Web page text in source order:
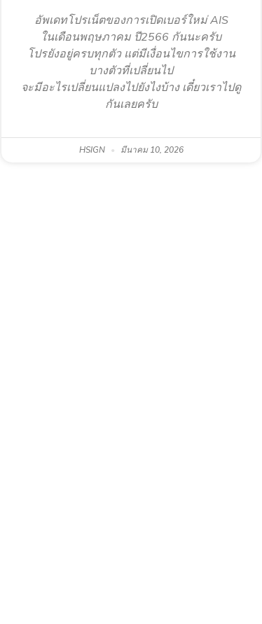
อัพเดทโปรเน็ตของการเปิดเบอร์ใหม่ AIS
ในเดือนพฤษภาคม ปี2566 กันนะครับ
โปรยังอยู่ครบทุกตัว แต่มีเงื่อนไขการใช้งาน
บางตัวที่เปลี่ยนไป
จะมีอะไรเปลี่ยนแปลงไปยังไงบ้าง เดี๋ยวเราไปดู
กันเลยครับ
HSIGN มีนาคม 10, 2026